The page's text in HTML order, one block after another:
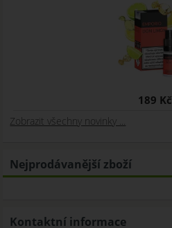
189 Kč
Zobrazit všechny novinky ...
Nejprodávanější zboží
Kontaktní informace